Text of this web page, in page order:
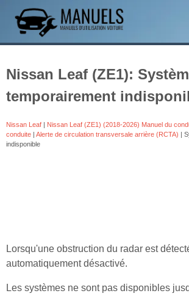
Nissan Leaf (ZE1):
temporairement
Nissan Leaf | Nissan Leaf (ZE1) (2018-2026) Manuel du
conduite | Alerte de circulation transversale arrière (RCTA) |
indisponible
Lorsqu'une obstruction du radar est
automatiquement désactivé.
Les systèmes ne sont pas disponibles